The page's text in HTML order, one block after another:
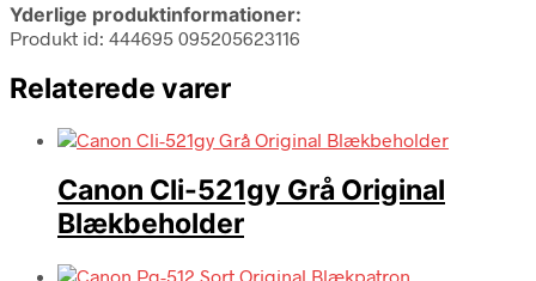
Yderlige produktinformationer:
Produkt id: 444695 095205623116
Relaterede varer
Canon Cli-521gy Grå Original
Blækbeholder